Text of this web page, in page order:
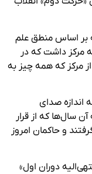
بر اساس منطق علم
مرکز داشت که در
مرکز که همه چیز به
هیجان انقلابی بهمن ۵۷ تا چه اندازه صدای
سال‌ها که از قرار
و حاکمان امروز
دوران اول»